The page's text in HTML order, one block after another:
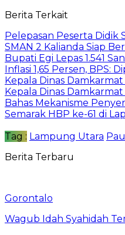
Berita Terkait
Pelepasan Peserta Didik
SMAN 2 Kalianda Siap
Bupati Egi Lepas 1.541
Inflasi 1,65 Persen, BPS:
Kepala Dinas
Kepala Dinas
Bahas Mekanisme
Semarak HBP ke-61 di
Tag : Lampung Utara
Berita Terbaru
Gorontalo
Wagub Idah Syahidah